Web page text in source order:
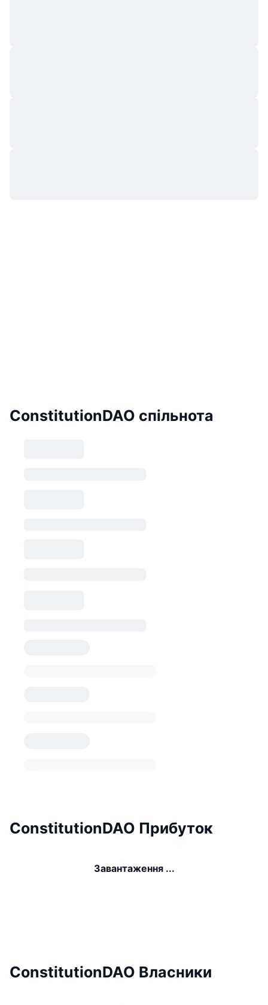
ConstitutionDAO спільнота
ConstitutionDAO Прибуток
Завантаження ...
ConstitutionDAO Власники